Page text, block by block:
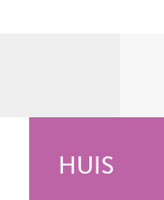
HUIS